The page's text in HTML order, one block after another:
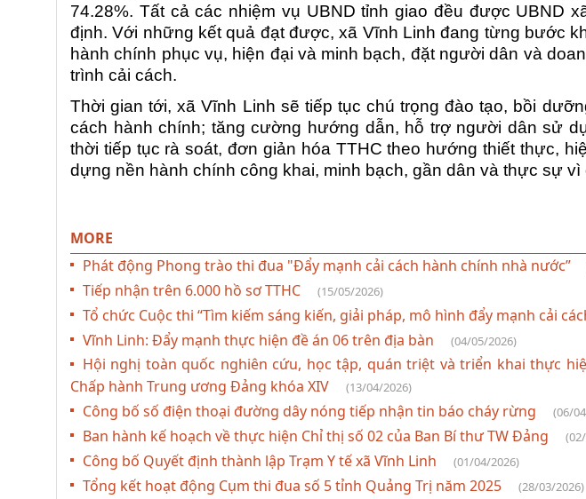
74.28%. Tất cả các nhiệm vụ UBND tỉnh giao đều được UBND
định. Với những kết quả đạt được, xã Vĩnh Linh đang từng bước
hành chính phục vụ, hiện đại và minh bạch, đặt người dân và
trình cải cách.
Thời gian tới, xã Vĩnh Linh sẽ tiếp tục chú trọng đào tạo, bồi
cách hành chính; tăng cường hướng dẫn, hỗ trợ người dân sử
thời tiếp tục rà soát, đơn giản hóa TTHC theo hướng thiết thực,
dựng nền hành chính công khai, minh bạch, gần dân và thực sự vì
MORE
Phát động Phong trào thi đua "Đẩy mạnh cải cách hành chính nhà nước”
Tiếp nhận trên 6.000 hồ sơ TTHC (15/05/2026)
Tổ chức Cuộc thi “Tìm kiếm sáng kiến, giải pháp, mô hình đẩy mạnh cải
Vĩnh Linh: Đẩy mạnh thực hiện đề án 06 trên địa bàn (04/05/2026)
Hội nghị toàn quốc nghiên cứu, học tập, quán triệt và triển khai thực
Chấp hành Trung ương Đảng khóa XIV
(13/04/2026)
Công bố số điện thoại đường dây nóng tiếp nhận tin báo cháy rừng (06/
Ban hành kế hoạch về thực hiện Chỉ thị số 02 của Ban Bí thư TW Đảng
Công bố Quyết định thành lập Trạm Y tế xã Vĩnh Linh (01/04/2026)
Tổng kết hoạt động Cụm thi đua số 5 tỉnh Quảng Trị năm 2025 (28/03/2026)